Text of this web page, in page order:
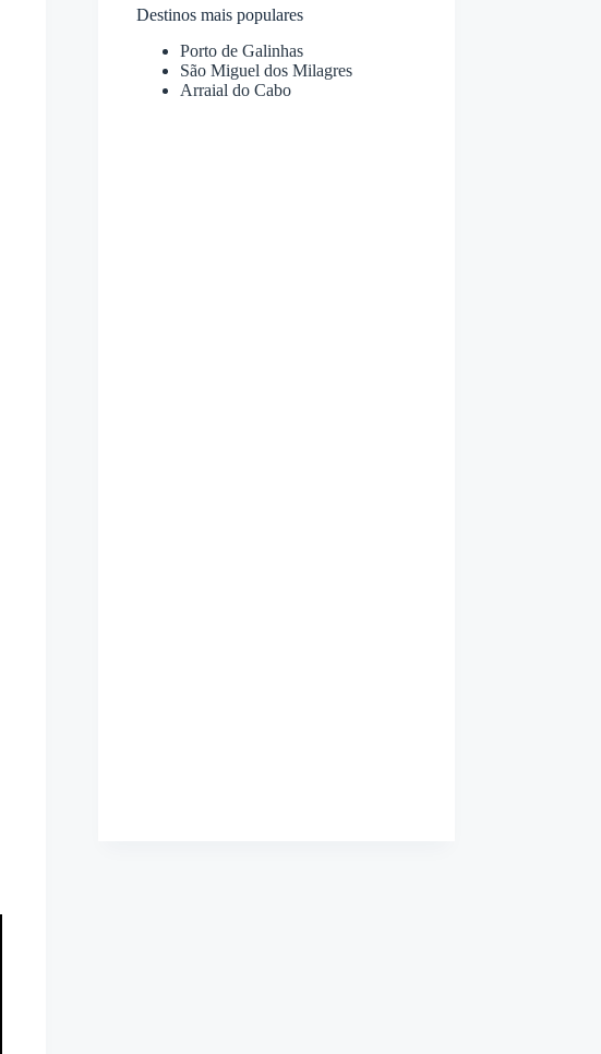
Destinos mais populares
Porto de Galinhas
São Miguel dos Milagres
Arraial do Cabo